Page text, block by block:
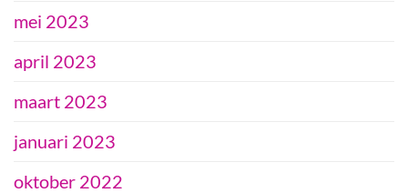
mei 2023
april 2023
maart 2023
januari 2023
oktober 2022